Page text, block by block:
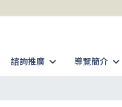
諮詢推廣 導覽簡介